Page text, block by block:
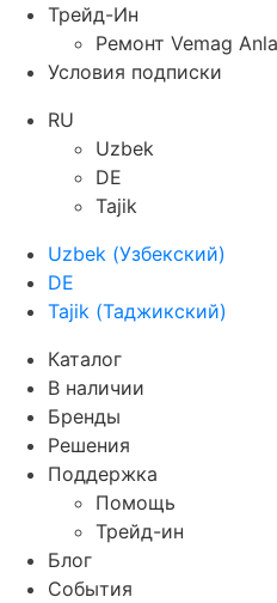
Трейд-Ин
Ремонт Vemag
Условия подписки
RU
Uzbek
DE
Tajik
Uzbek (Узбекский)
DE
Tajik (Таджикский)
Каталог
В наличии
Бренды
Решения
Поддержка
Помощь
Трейд-ин
Блог
События